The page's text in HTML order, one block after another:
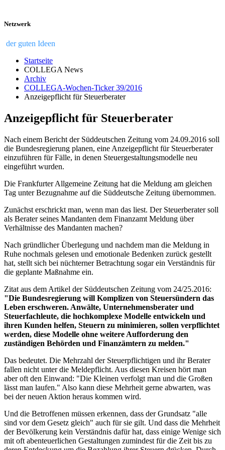
Netzwerk
der guten Ideen
Startseite
COLLEGA News
Archiv
COLLEGA-Wochen-Ticker 39/2016
Anzeigepflicht für Steuerberater
Anzeigepflicht für Steuerberater
Nach einem Bericht der Süddeutschen Zeitung vom 24.09.2016 soll
die Bundesregierung planen, eine Anzeigepflicht für Steuerberater
einzuführen für Fälle, in denen Steuergestaltungsmodelle neu
eingeführt wurden.
Die Frankfurter Allgemeine Zeitung hat die Meldung am gleichen
Tag unter Bezugnahme auf die Süddeutsche Zeitung übernommen.
Zunächst erschrickt man, wenn man das liest. Der Steuerberater soll
als Berater seines Mandanten dem Finanzamt Meldung über
Verhältnisse des Mandanten machen?
Nach gründlicher Überlegung und nachdem man die Meldung in
Ruhe nochmals gelesen und emotionale Bedenken zurück gestellt
hat, stellt sich bei nüchterner Betrachtung sogar ein Verständnis für
die geplante Maßnahme ein.
Zitat aus dem Artikel der Süddeutschen Zeitung vom 24/25.2016:
"Die Bundesregierung will Komplizen von Steuersündern das
Leben erschweren. Anwälte, Unternehmensberater und
Steuerfachleute, die hochkomplexe Modelle entwickeln und
ihren Kunden helfen, Steuern zu minimieren, sollen verpflichtet
werden, diese Modelle ohne weitere Aufforderung den
zuständigen Behörden und Finanzämtern zu melden."
Das bedeutet. Die Mehrzahl der Steuerpflichtigen und ihr Berater
fallen nicht unter die Meldepflicht. Aus diesen Kreisen hört man
aber oft den Einwand: "Die Kleinen verfolgt man und die Großen
lässt man laufen." Also kann diese Mehrheit gerne abwarten, was
bei der neuen Aktion heraus kommen wird.
Und die Betroffenen müssen erkennen, dass der Grundsatz "alle
sind vor dem Gesetz gleich" auch für sie gilt. Und dass die Mehrheit
der Bevölkerung kein Verständnis dafür hat, dass einige Wenige sich
mit oft abenteuerlichen Gestaltungen zumindest für die Zeit bis zu